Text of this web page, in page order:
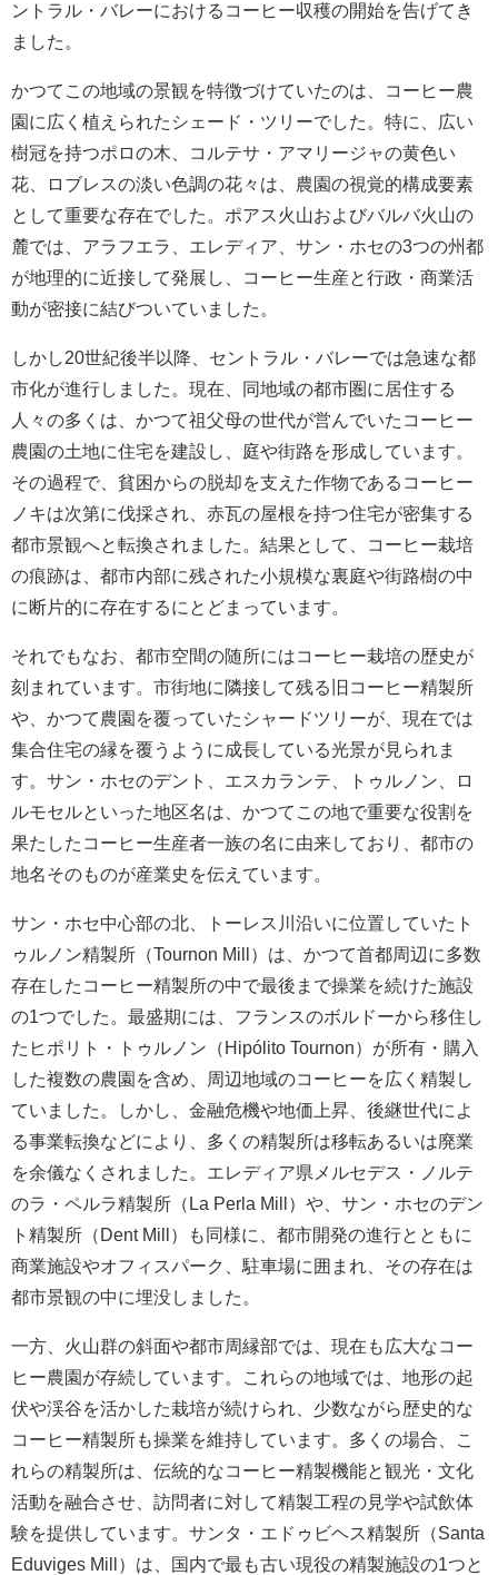
ントラル・バレーにおけるコーヒー収穫の開始を告げてき
ました。
かつてこの地域の景観を特徴づけていたのは、コーヒー農
園に広く植えられたシェード・ツリーでした。特に、広い
樹冠を持つポロの木、コルテサ・アマリージャの黄色い
花、ロブレスの淡い色調の花々は、農園の視覚的構成要素
として重要な存在でした。ポアス火山およびバルバ火山の
麓では、アラフエラ、エレディア、サン・ホセの3つの州都
が地理的に近接して発展し、コーヒー生産と行政・商業活
動が密接に結びついていました。
しかし20世紀後半以降、セントラル・バレーでは急速な都
市化が進行しました。現在、同地域の都市圏に居住する
人々の多くは、かつて祖父母の世代が営んでいたコーヒー
農園の土地に住宅を建設し、庭や街路を形成しています。
その過程で、貧困からの脱却を支えた作物であるコーヒー
ノキは次第に伐採され、赤瓦の屋根を持つ住宅が密集する
都市景観へと転換されました。結果として、コーヒー栽培
の痕跡は、都市内部に残された小規模な裏庭や街路樹の中
に断片的に存在するにとどまっています。
それでもなお、都市空間の随所にはコーヒー栽培の歴史が
刻まれています。市街地に隣接して残る旧コーヒー精製所
や、かつて農園を覆っていたシャードツリーが、現在では
集合住宅の縁を覆うように成長している光景が見られま
す。サン・ホセのデント、エスカランテ、トゥルノン、ロ
ルモセルといった地区名は、かつてこの地で重要な役割を
果たしたコーヒー生産者一族の名に由来しており、都市の
地名そのものが産業史を伝えています。
サン・ホセ中心部の北、トーレス川沿いに位置していたト
ゥルノン精製所（Tournon Mill）は、かつて首都周辺に多数
存在したコーヒー精製所の中で最後まで操業を続けた施設
の1つでした。最盛期には、フランスのボルドーから移住し
たヒポリト・トゥルノン（Hipólito Tournon）が所有・購入
した複数の農園を含め、周辺地域のコーヒーを広く精製し
ていました。しかし、金融危機や地価上昇、後継世代によ
る事業転換などにより、多くの精製所は移転あるいは廃業
を余儀なくされました。エレディア県メルセデス・ノルテ
のラ・ペルラ精製所（La Perla Mill）や、サン・ホセのデン
ト精製所（Dent Mill）も同様に、都市開発の進行とともに
商業施設やオフィスパーク、駐車場に囲まれ、その存在は
都市景観の中に埋没しました。
一方、火山群の斜面や都市周縁部では、現在も広大なコー
ヒー農園が存続しています。これらの地域では、地形の起
伏や渓谷を活かした栽培が続けられ、少数ながら歴史的な
コーヒー精製所も操業を維持しています。多くの場合、こ
れらの精製所は、伝統的なコーヒー精製機能と観光・文化
活動を融合させ、訪問者に対して精製工程の見学や試飲体
験を提供しています。サンタ・エドゥビヘス精製所（Santa
Eduviges Mill）は、国内で最も古い現役の精製施設の1つと